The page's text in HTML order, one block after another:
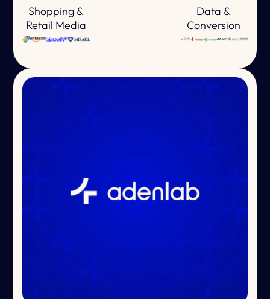
Shopping &
Retail Media
Data &
Conversion